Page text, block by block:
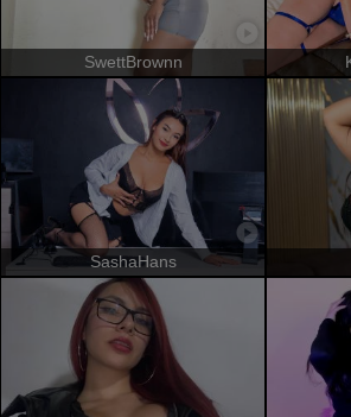
SwettBrownn
SashaHans